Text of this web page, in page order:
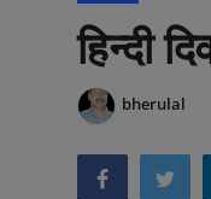
About usहिन्दी
bherulal